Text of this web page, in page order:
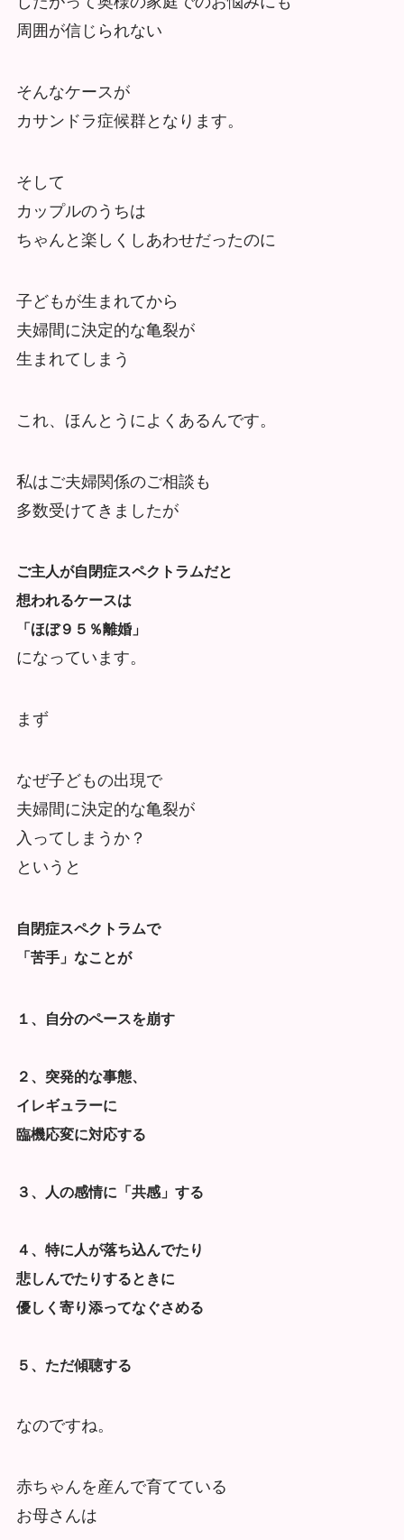
周囲が信じられない
そんなケースが
カサンドラ症候群となります。
そして
カップルのうちは
ちゃんと楽しくしあわせだったのに
子どもが生まれてから
夫婦間に決定的な亀裂が
生まれてしまう
これ、ほんとうによくあるんです。
私はご夫婦関係のご相談も
多数受けてきましたが
ご主人が自閉症スペクトラムだと
想われるケースは
「ほぼ９５％離婚」
になっています。
まず
なぜ子どもの出現で
夫婦間に決定的な亀裂が
入ってしまうか？
というと
自閉症スペクトラムで
「苦手」なことが
１、自分のペースを崩す
２、突発的な事態、
イレギュラーに
臨機応変に対応する
３、人の感情に「共感」する
４、特に人が落ち込んでたり
悲しんでたりするときに
優しく寄り添ってなぐさめる
５、ただ傾聴する
なのですね。
赤ちゃんを産んで育てている
お母さんは